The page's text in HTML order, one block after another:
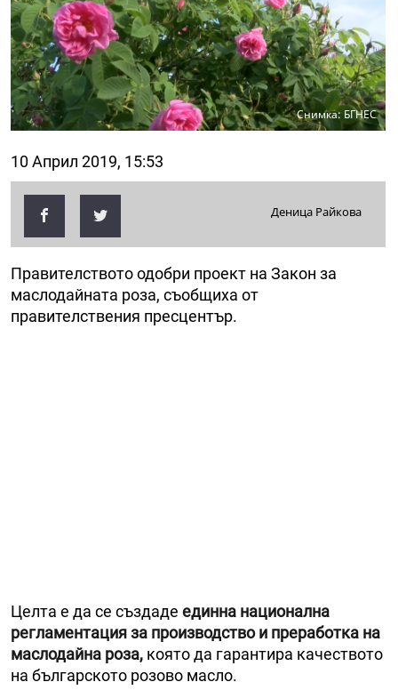
Снимка: БГНЕС
10 Април 2019, 15:53
Деница Райкова
Правителството одобри проект на Закон за
маслодайната роза, съобщиха от
правителствения пресцентър.
Целта е да се създаде единна национална
регламентация за производство и преработка на
маслодайна роза, която да гарантира качеството
на българското розово масло.